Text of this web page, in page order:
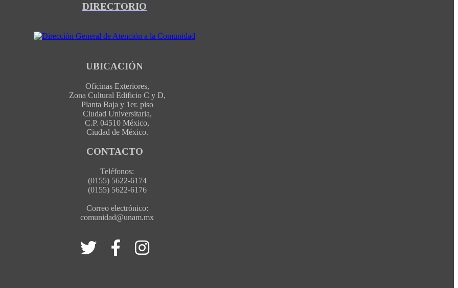
DIRECTORIO
UBICACIÓN
Oficinas Exteriores,
Zona Cultural Edificio C y D,
Planta Baja y 1er. piso
Ciudad Universitaria,
C.P. 04510 México,
Ciudad de México.
CONTACTO
Teléfonos:
(0155) 5622-6174
(0155) 5622-6176
Correo electrónico:
comunidad@unam.mx